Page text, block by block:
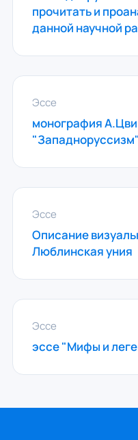
прочитать и
данной научной
Эссе
монография
"Западноруссизм"
Эссе
Описание
Люблинская уния
Эссе
эссе "Мифы и